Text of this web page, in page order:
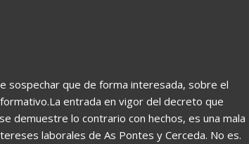
sospechar que de forma interesada, sobre el
entrada en vigor del decreto que
demuestre lo contrario con hechos, es una mala
laborales de As Pontes y Cerceda. No es.